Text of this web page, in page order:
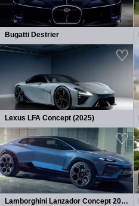
Bugatti Destrier
Lexus LFA Concept (2025)
Lamborghini Lanzador Concept 2026